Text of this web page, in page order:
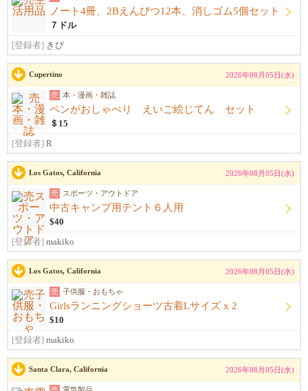
ノート4冊、2Bえんぴつ12本、消しゴム5個セット
７ドル
[登録者] きび
Cupertino 2026年08月05日(水)
売 本・漫画・雑誌
ペンがおしゃべり えいご絵じてん セット
＄15
[登録者] R
Los Gatos, California 2026年08月05日(水)
売 スポーツ・アウトドア
中古キャンプ用テント６人用
$40
[登録者] makiko
Los Gatos, California 2026年08月05日(水)
売 子供服・おもちゃ
Girlsランニングショーツ古着Lサイズ x 2
$10
[登録者] makiko
Santa Clara, California 2026年08月05日(水)